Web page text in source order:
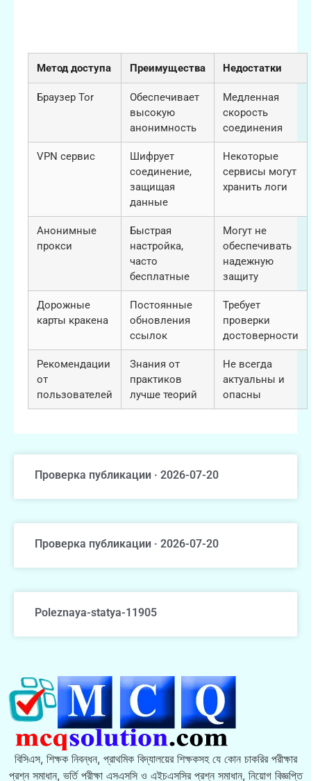
Метод доступа Преимущества Недостатки
Браузер Tor
Обеспечивает
высокую
анонимность
Медленная
скорость
соединения
VPN сервис
Шифрует
соединение,
защищая
данные
Некоторые
сервисы могут
хранить логи
Анонимные
прокси
Быстрая
настройка,
часто
бесплатные
Могут не
обеспечивать
надежную
защиту
Дорожные
карты кракена
Постоянные
обновления
ссылок
Требует
проверки
достоверности
Рекомендации
от
пользователей
Знания от
практиков
лучше теорий
Не всегда
актуальны и
опасны
Проверка публикации · 2026-07-20
Проверка публикации · 2026-07-20
Poleznaya-statya-11905
বিসিএস, শিক্ষক নিবন্ধন, প্রাথমিক বিদ্যালয়ের শিক্ষকসহ যে কোন চাকরির পরীক্ষার
প্রশ্ন সমাধান, ভর্তি পরীক্ষা এসএসসি ও এইচএসসির প্রশ্ন সমাধান, নিয়োগ বিজ্ঞপ্তি